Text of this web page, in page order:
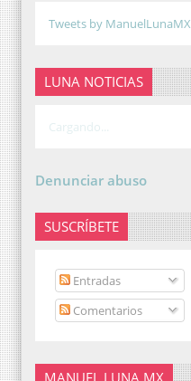
Tweets by ManuelLunaMX
LUNA NOTICIAS
Cargando...
Denunciar abuso
SUSCRÍBETE
Entradas
Comentarios